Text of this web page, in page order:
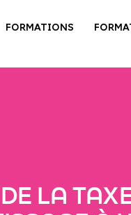
FORMATIONS
LA